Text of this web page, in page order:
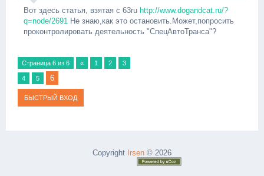
Вот здесь статья, взятая с 63ru http://www.dogandcat.ru/?
q=node/2691 Не знаю,как это остановить.Может,попросить
проконтролировать деятельность "СпецАвтоТранса"?
Страница 6 из 6 « 1 2 3
4 5 6
Copyright Irsen © 2026